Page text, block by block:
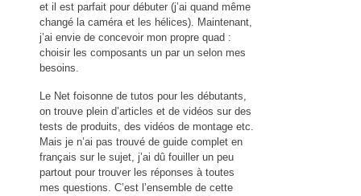
et il est parfait pour débuter (j’ai quand même
changé la caméra et les hélices). Maintenant,
j’ai envie de concevoir mon propre quad :
choisir les composants un par un selon mes
besoins.
Le Net foisonne de tutos pour les débutants,
on trouve plein d’articles et de vidéos sur des
tests de produits, des vidéos de montage etc.
Mais je n’ai pas trouvé de guide complet en
français sur le sujet, j’ai dû fouiller un peu
partout pour trouver les réponses à toutes
mes questions. C’est l’ensemble de cette